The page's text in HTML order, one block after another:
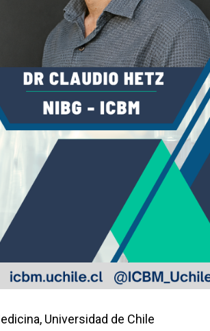
Universidad de Chile